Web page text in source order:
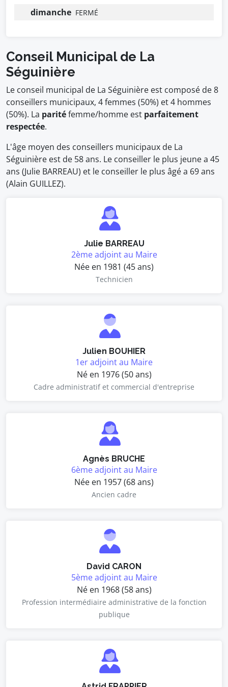
dimanche FERMÉ
Conseil Municipal de La
Séguinière
Le conseil municipal de La Séguinière est composé de 8
conseillers municipaux, 4 femmes (50%) et 4 hommes
(50%). La paritéfemme/homme est parfaitement
respectée.
L'âge moyen des conseillers municipaux de La
Séguinière est de 58 ans. Le conseiller le plus jeune a 45
ans (Julie BARREAU) et le conseiller le plus âgé a 69 ans
(Alain GUILLEZ).
Julie BARREAU
2ème adjoint au Maire
Née en 1981 (45 ans)
Technicien
Julien BOUHIER
1er adjoint au Maire
Né en 1976 (50 ans)
Cadre administratif et commercial d'entreprise
Agnès BRUCHE
6ème adjoint au Maire
Née en 1957 (68 ans)
Ancien cadre
David CARON
5ème adjoint au Maire
Né en 1968 (58 ans)
Profession intermédiaire administrative de la fonction
publique